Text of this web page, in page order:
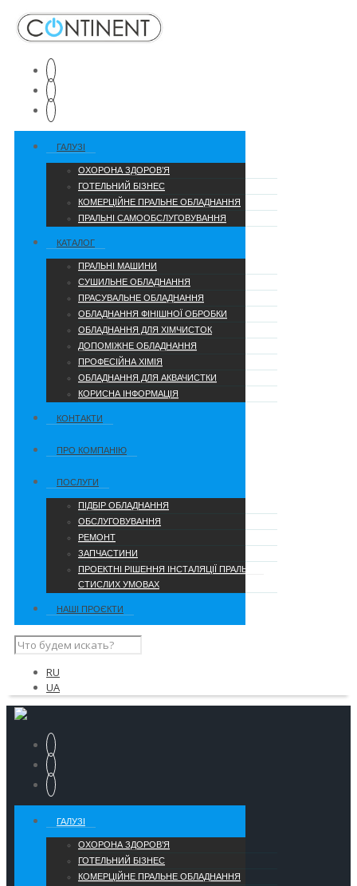
ГАЛУЗІ
ОХОРОНА ЗДОРОВ’Я
ГОТЕЛЬНИЙ БІЗНЕС
КОМЕРЦІЙНЕ ПРАЛЬНЕ ОБЛАДНАННЯ
ПРАЛЬНІ САМООБСЛУГОВУВАННЯ
КАТАЛОГ
ПРАЛЬНІ МАШИНИ
СУШИЛЬНЕ ОБЛАДНАННЯ
ПРАСУВАЛЬНЕ ОБЛАДНАННЯ
ОБЛАДНАННЯ ФІНІШНОЇ ОБРОБКИ
ОБЛАДНАННЯ ДЛЯ ХІМЧИСТОК
ДОПОМІЖНЕ ОБЛАДНАННЯ
ПРОФЕСІЙНА ХІМІЯ
ОБЛАДНАННЯ ДЛЯ АКВАЧИСТКИ
КОРИСНА ІНФОРМАЦІЯ
КОНТАКТИ
ПРО КОМПАНІЮ
ПОСЛУГИ
ПІДБІР ОБЛАДНАННЯ
ОБСЛУГОВУВАННЯ
РЕМОНТ
ЗАПЧАСТИНИ
ПРОЕКТНІ РІШЕННЯ ІНСТАЛЯЦІЇ ПРАЛЬНІ В
СТИСЛИХ УМОВАХ
НАШІ ПРОЄКТИ
RU
UA
ГАЛУЗІ
ОХОРОНА ЗДОРОВ’Я
ГОТЕЛЬНИЙ БІЗНЕС
КОМЕРЦІЙНЕ ПРАЛЬНЕ ОБЛАДНАННЯ